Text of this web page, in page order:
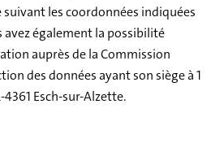
les coordonnées indiquées
également la possibilité
auprès de la Commission
des données ayant son siège à 1
Esch-sur-Alzette.